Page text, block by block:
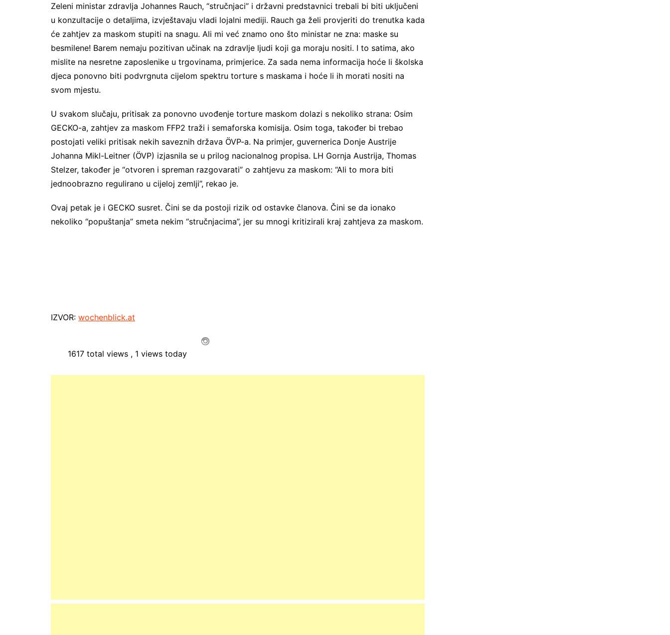
Zeleni ministar zdravlja Johannes Rauch, “stručnjaci” i državni predstavnici trebali bi biti uključeni
u konzultacije o detaljima, izvještavaju vladi lojalni mediji. Rauch ga želi provjeriti do trenutka kada
će zahtjev za maskom stupiti na snagu. Ali mi već znamo ono što ministar ne zna: maske su
besmilene! Barem nemaju pozitivan učinak na zdravlje ljudi koji ga moraju nositi. I to satima, ako
mislite na nesretne zaposlenike u trgovinama, primjerice. Za sada nema informacija hoće li školska
djeca ponovno biti podvrgnuta cijelom spektru torture s maskama i hoće li ih morati nositi na
svom mjestu.
U svakom slučaju, pritisak za ponovno uvođenje torture maskom dolazi s nekoliko strana: Osim
GECKO-a, zahtjev za maskom FFP2 traži i semaforska komisija. Osim toga, također bi trebao
postojati veliki pritisak nekih saveznih država ÖVP-a. Na primjer, guvernerica Donje Austrije
Johanna Mikl-Leitner (ÖVP) izjasnila se u prilog nacionalnog propisa. LH Gornja Austrija, Thomas
Stelzer, također je “otvoren i spreman razgovarati” o zahtjevu za maskom: “Ali to mora biti
jednoobrazno regulirano u cijeloj zemlji”, rekao je.
Ovaj petak je i GECKO susret. Čini se da postoji rizik od ostavke članova. Čini se da ionako
nekoliko “popuštanja” smeta nekim “stručnjacima”, jer su mnogi kritizirali kraj zahtjeva za maskom.
IZVOR: wochenblick.at
1617 total views , 1 views today